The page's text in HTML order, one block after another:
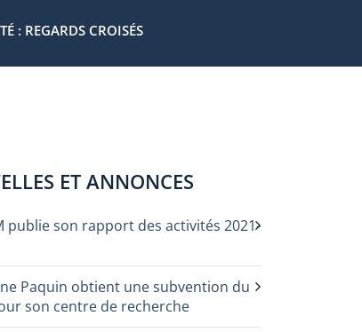
: REGARDS CROISÉS
ET ANNONCES
publie son rapport des activités 2021-
Paquin obtient une subvention du
son centre de recherche